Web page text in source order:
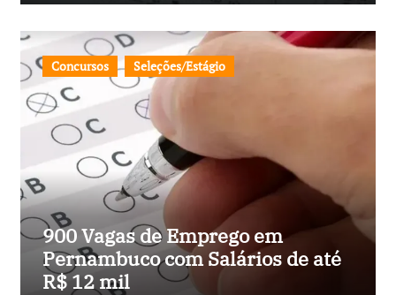
Concursos Seleções/Estágio
900 Vagas de Emprego em
Pernambuco com Salários de até
R$ 12 mil